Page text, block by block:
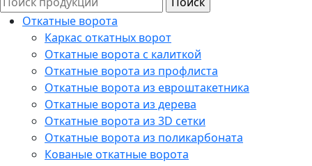
Откатные ворота
Каркас откатных ворот
Откатные ворота с калиткой
Откатные ворота из профлиста
Откатные ворота из евроштакетника
Откатные ворота из дерева
Откатные ворота из 3D сетки
Откатные ворота из поликарбоната
Кованые откатные ворота